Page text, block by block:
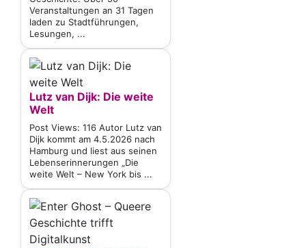
Veranstaltungen an 31 Tagen
laden zu Stadtführungen,
Lesungen, ...
Lutz van Dijk: Die weite
Welt
Post Views: 116 Autor Lutz van
Dijk kommt am 4.5.2026 nach
Hamburg und liest aus seinen
Lebenserinnerungen „Die
weite Welt – New York bis ...